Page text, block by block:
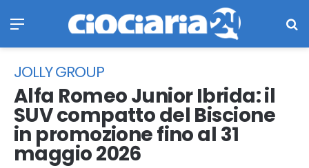
JOLLY GROUP
Alfa Romeo Junior Ibrida: il
SUV compatto del Biscione
in promozione fino al 31
maggio 2026